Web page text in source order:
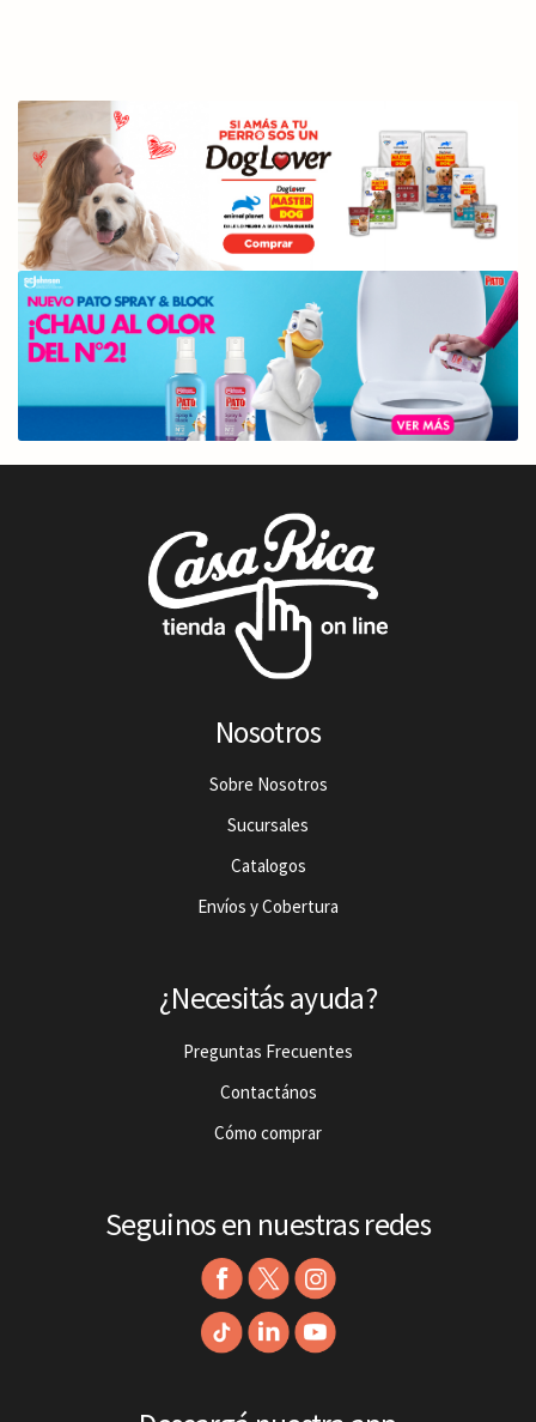
Nosotros
Sobre Nosotros
Sucursales
Catalogos
Envíos y Cobertura
¿Necesitás ayuda?
Preguntas Frecuentes
Contactános
Cómo comprar
Seguinos en nuestras redes